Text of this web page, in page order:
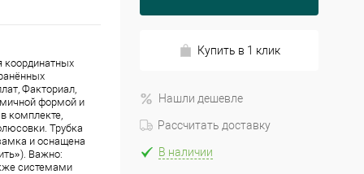
координатных
Факториал,
формой и
комплекте,
Трубка
и оснащена
Важно:
системами
Купить в 1 клик
Нашли дешевле
Рассчитать доставку
В наличии